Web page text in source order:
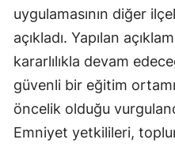
uygulamasının diğer
açıkladı. Yapılan
kararlılıkla devam
güvenli bir eğitim
öncelik olduğu
Emniyet yetkilileri,